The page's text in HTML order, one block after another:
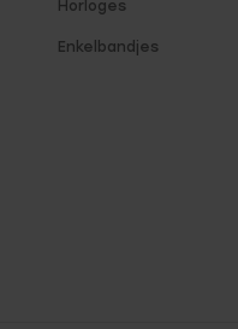
Horloges
Enkelbandjes